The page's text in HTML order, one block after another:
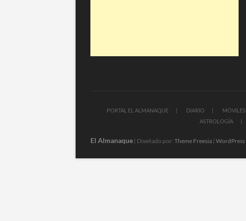
PORTAL EL ALMANAQUE DIARIO MÓVILES
ASTROLOGÍA
El Almanaque | Diseñado por: Theme Freesia | WordPress